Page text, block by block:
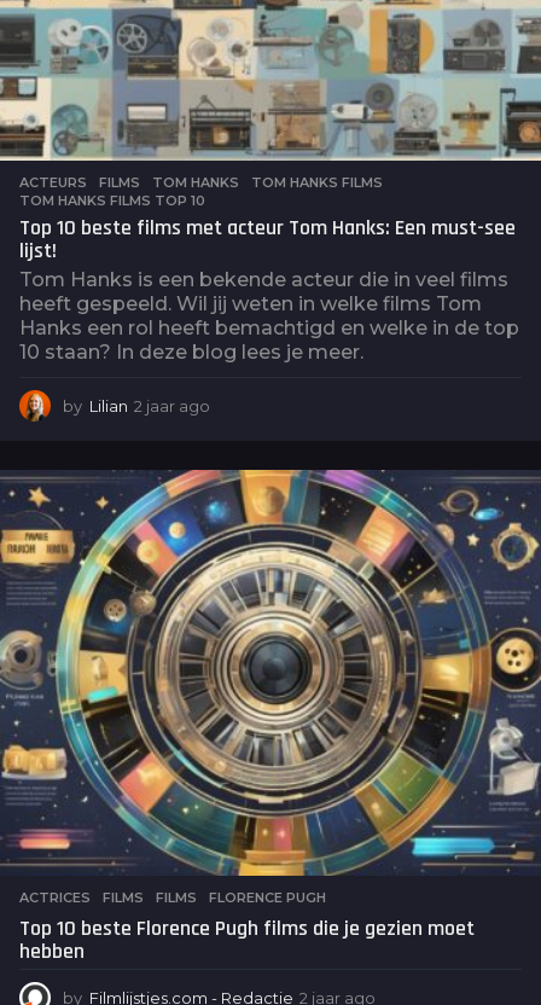
ACTEURS ,FILMS TOM HANKS ,TOM HANKS FILMS
TOM HANKS FILMS TOP 10
Top 10 beste films met acteur Tom Hanks: Een must-see
lijst!
Tom Hanks is een bekende acteur die in veel films
heeft gespeeld. Wil jij weten in welke films Tom
Hanks een rol heeft bemachtigd en welke in de top
10 staan? In deze blog lees je meer.
by Lilian 2 jaar ago
a
r
a
g
o
ACTRICES ,FILMS FILMS ,FLORENCE PUGH
Top 10 beste Florence Pugh films die je gezien moet
hebben
by Filmlijstjes.com - Redactie 2 jaar ago